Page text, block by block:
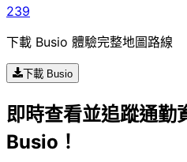
239
下載 Busio 體驗完整地圖路線
下載 Busio
即時查看並追蹤通勤
Busio！